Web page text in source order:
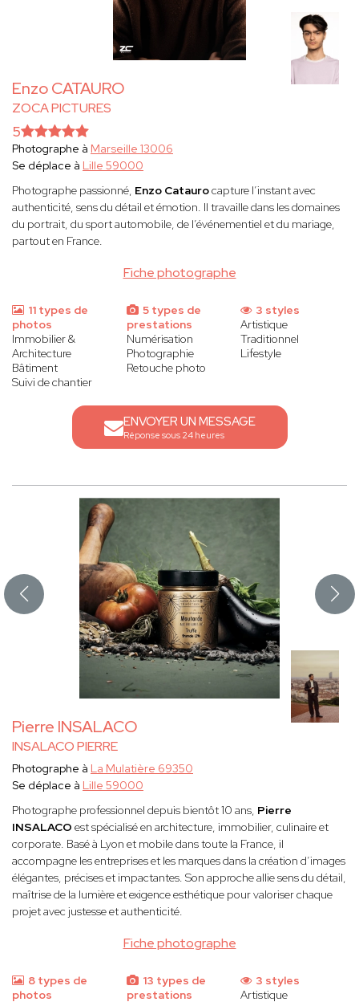
Enzo CATAURO
ZOCA PICTURES
Fiche photographe
5
Photographe à Marseille 13006
Se déplace à Lille 59000
Photographe passionné, Enzo Cataurocapture l’instant avec
authenticité, sens du détail et émotion. Il travaille dans les domaines
du portrait, du sport automobile, de l’événementiel et du mariage,
partout en France.
11 types de
photos
Immobilier &
Architecture
Bâtiment
Suivi de chantier
5 types de
prestations
Numérisation
Photographie
Retouche photo
3 styles
Artistique
Traditionnel
Lifestyle
ENVOYER UN MESSAGE
Réponse sous 24 heures
Pierre INSALACO
INSALACO PIERRE
Fiche photographe
Photographe à La Mulatière 69350
Se déplace à Lille 59000
Photographe professionnel depuis bientôt 10 ans, Pierre
INSALACO est spécialisé en architecture, immobilier, culinaire et
corporate. Basé à Lyon et mobile dans toute la France, il
accompagne les entreprises et les marques dans la création d’images
élégantes, précises et impactantes. Son approche allie sens du détail,
maîtrise de la lumière et exigence esthétique pour valoriser chaque
projet avec justesse et authenticité.
8 types de
photos
13 types de
prestations
3 styles
Artistique